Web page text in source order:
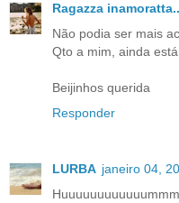
Ragazza
Não podia ser mais
Qto a mim, ainda
Beijinhos querida
Responder
LURBA janeiro 04,